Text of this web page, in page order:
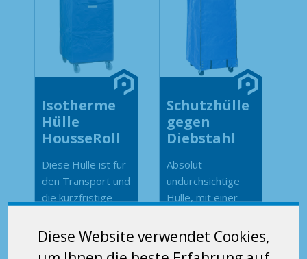
Diese Website verwendet Cookies,
Isotherme
Hülle
HousseRoll
Diese Hülle ist für
den Transport und
die kurzfristige
oder gefrohrener...
Schutzhülle
gegen
Diebstahl
Absolut
undurchsichtige
Hülle, mit einer
verschließbar,
schützt